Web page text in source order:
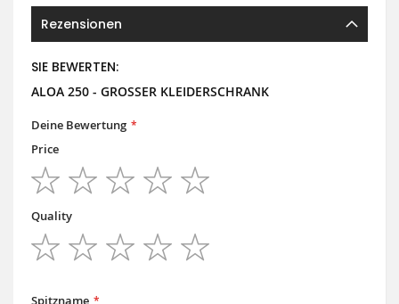
Rezensionen
SIE BEWERTEN:
ALOA 250 - GROSSER KLEIDERSCHRANK
Deine Bewertung
Price
star
stars
stars
stars
stars
Quality
Spitzname